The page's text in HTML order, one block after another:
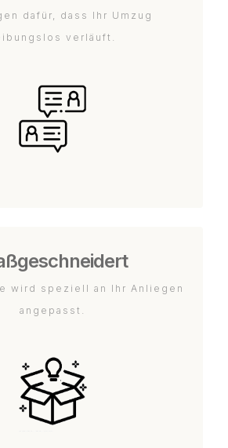
dafür, dass Ihr Umzug
verläuft.
wird speziell an Ihr Anliegen
angepasst.